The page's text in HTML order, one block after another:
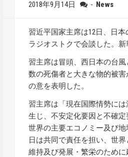
2018年9月14日 - News
習近平国家主席は12日、日
ラジオストクで会談した。新
習主席は冒頭、西日本の台
数の死傷者と大きな物的被
の意を表明した。
習主席は「現在国際情勢に
生じ、不安定化要因と不確定
世界の主要エコノミー及び
日は共同で責任を担い、世
維持及び発展・繁栄のため